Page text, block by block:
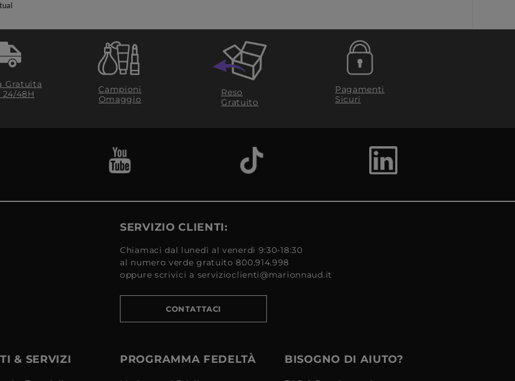
Gratuita
48H
Campioni
Omaggio
Reso
Gratuito
Pagamenti
Sicuri
SERVIZIO CLIENTI:
Chiamaci dal lunedì al venerdì 9:30-18:30
al numero verde gratuito 800.914.998
oppure scrivici a servizioclienti@marionnaud.it
CONTATTACI
& SERVIZI PROGRAMMA FEDELTÀ BISOGNO DI AIUTO?